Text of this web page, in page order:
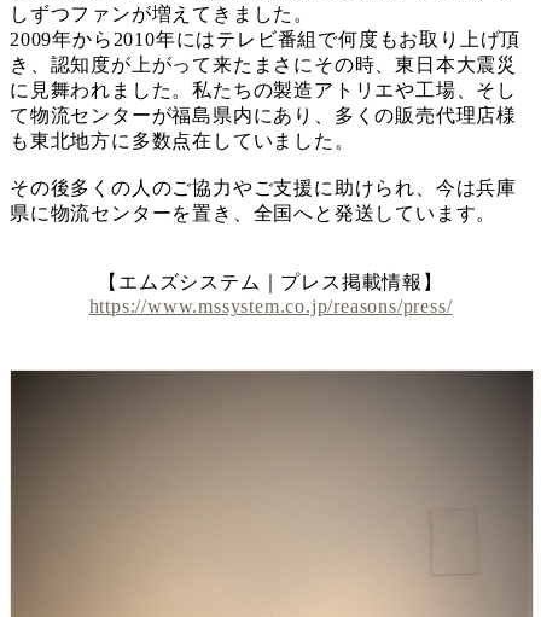
しずつファンが増えてきました。
2009年から2010年にはテレビ番組で何度もお取り上げ頂
き、認知度が上がって来たまさにその時、東日本大震災
に見舞われました。私たちの製造アトリエや工場、そし
て物流センターが福島県内にあり、多くの販売代理店様
も東北地方に多数点在していました。
その後多くの人のご協力やご支援に助けられ、今は兵庫
県に物流センターを置き、全国へと発送しています。
【エムズシステム｜プレス掲載情報】
https://www.mssystem.co.jp/reasons/press/